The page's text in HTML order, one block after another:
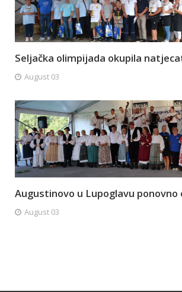
Seljačka olimpijada okupila
August 03
Augustinovo u Lupoglavu ponovno
August 03